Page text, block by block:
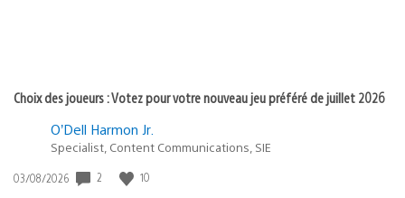
Choix des joueurs : Votez pour votre nouveau jeu préféré de juillet 2026
O’Dell Harmon Jr.
Specialist, Content Communications, SIE
Date
03/08/2026 2 10